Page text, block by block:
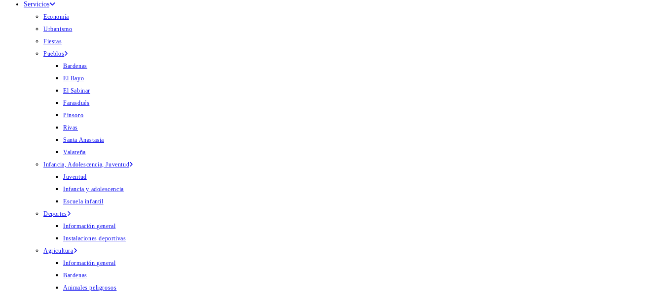
Servicios
Economía
Urbanismo
Fiestas
Pueblos
Bardenas
El Bayo
El Sabinar
Farasdués
Pinsoro
Rivas
Santa Anastasia
Valareña
Infancia, Adolescencia, Juventud
Juventud
Infancia y adolescencia
Escuela infantil
Deportes
Información general
Instalaciones deportivas
Agricultura
Información general
Bardenas
Animales peligrosos